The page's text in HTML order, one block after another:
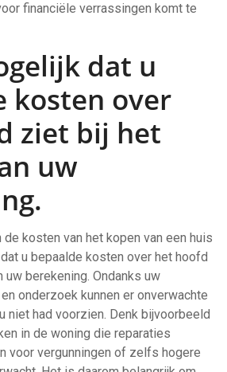
financiële verrassingen komt te
dat u
kosten over
ziet bij het
uw
de kosten van het kopen van een huis
u bepaalde kosten over het hoofd
uw berekening. Ondanks uw
onderzoek kunnen er onverwachte
niet had voorzien. Denk bijvoorbeeld
in de woning die reparaties
voor vergunningen of zelfs hogere